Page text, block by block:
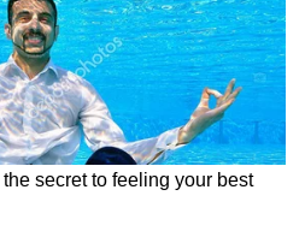
বিশেষভাবে কার্যকর হতে